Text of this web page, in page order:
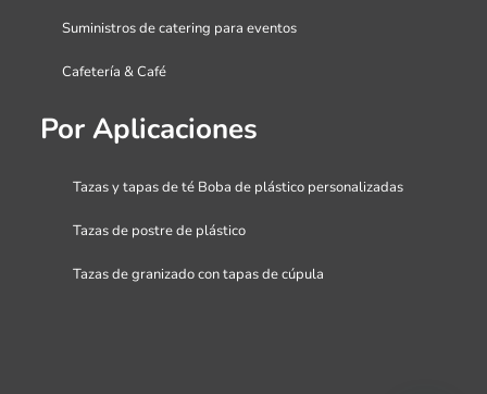
Suministros de catering para eventos
Cafetería & Café
Por Aplicaciones
Tazas y tapas de té Boba de plástico personalizadas
Tazas de postre de plástico
Tazas de granizado con tapas de cúpula